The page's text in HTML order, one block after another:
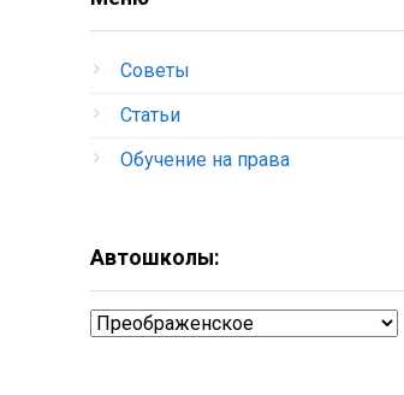
Советы
Статьи
Обучение на права
Автошколы:
Автошколы: